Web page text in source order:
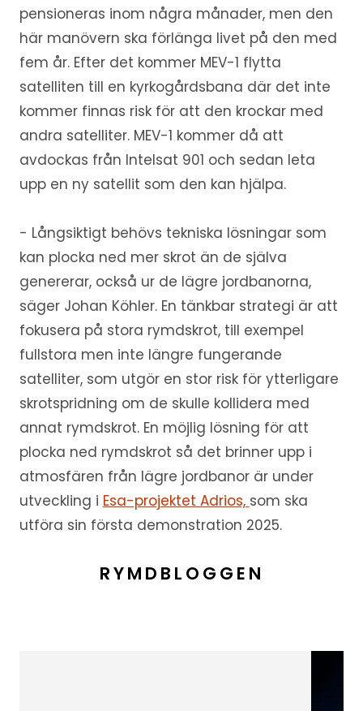
pensioneras inom några månader, men den
här manövern ska förlänga livet på den med
fem år. Efter det kommer MEV-1 flytta
satelliten till en kyrkogårdsbana där det inte
kommer finnas risk för att den krockar med
andra satelliter. MEV-1 kommer då att
avdockas från Intelsat 901 och sedan leta
upp en ny satellit som den kan hjälpa.
- Långsiktigt behövs tekniska lösningar som
kan plocka ned mer skrot än de själva
genererar, också ur de lägre jordbanorna,
säger Johan Köhler. En tänkbar strategi är att
fokusera på stora rymdskrot, till exempel
fullstora men inte längre fungerande
satelliter, som utgör en stor risk för ytterligare
skrotspridning om de skulle kollidera med
annat rymdskrot. En möjlig lösning för att
plocka ned rymdskrot så det brinner upp i
atmosfären från lägre jordbanor är under
utveckling i Esa-projektet Adrios, som ska
utföra sin första demonstration 2025.
RYMDBLOGGEN